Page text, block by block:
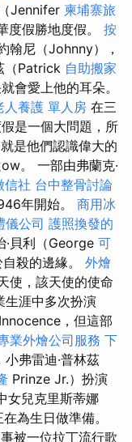
Jennifer 柬埔寨旅
度假勝地度假。 按
翰尼（Johnny），
（Patrick 自助搬家
會愛上他的耳朵。
人養護 單人房 在三
是一個大問題，所
是他們認識偉大的
。 一部由弗蘭克·
信社 台中整骨討論
年開始。 商用冰
儀公司 護照換發的
貝利（George 可
殺的邊緣。 外燴
使，該天使的使命
生涯中多次扮演
Innocence，但這部
業外燴公司服務 下
弗雷迪·普林茲
Prinze Jr.）扮演
女兒克里斯蒂娜
為生日做準備。
被一位拉丁流行歌